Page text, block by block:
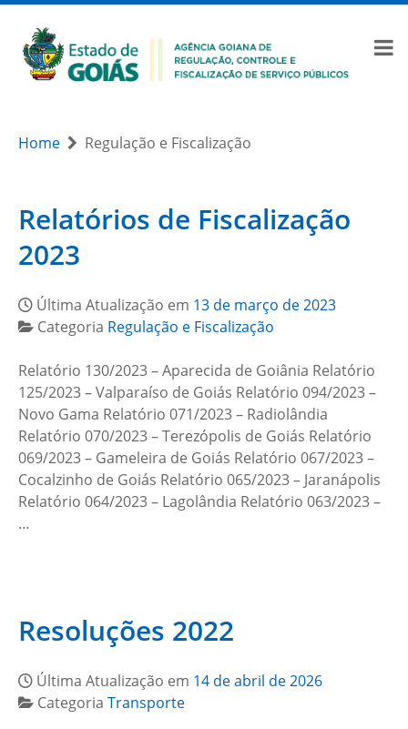
Home Regulação e Fiscalização
Relatórios de Fiscalização
2023
Última Atualização em 13 de março de 2023
Categoria Regulação e Fiscalização
Relatório 130/2023 – Aparecida de Goiânia Relatório
125/2023 – Valparaíso de Goiás Relatório 094/2023 –
Novo Gama Relatório 071/2023 – Radiolândia
Relatório 070/2023 – Terezópolis de Goiás Relatório
069/2023 – Gameleira de Goiás Relatório 067/2023 –
Cocalzinho de Goiás Relatório 065/2023 – Jaranápolis
Relatório 064/2023 – Lagolândia Relatório 063/2023 –
…
Resoluções 2022
Última Atualização em 14 de abril de 2026
Categoria Transporte